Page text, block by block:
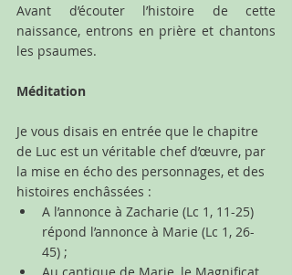
Avant d’écouter l’histoire de cette
naissance, entrons en prière et chantons
les psaumes.
Méditation
Je vous disais en entrée que le chapitre
de Luc est un véritable chef d’œuvre, par
la mise en écho des personnages, et des
histoires enchâssées :
A l’annonce à Zacharie (Lc 1, 11-25)
répond l’annonce à Marie (Lc 1, 26-
45) ;